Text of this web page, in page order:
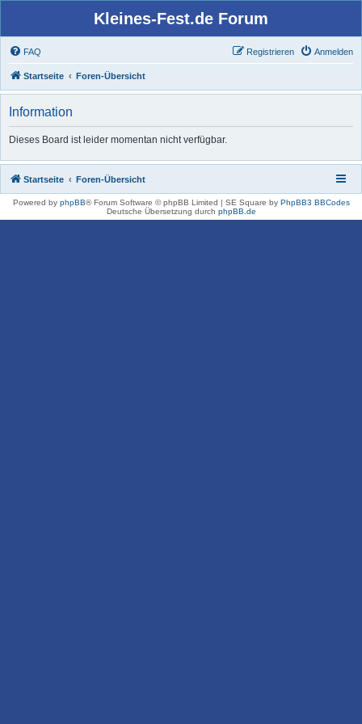
Kleines-Fest.de Forum
FAQ Anmelden
Registrieren
Startseite Foren-Übersicht
Information
Dieses Board ist leider momentan nicht verfügbar.
Startseite Foren-Übersicht
Powered by phpBB® Forum Software © phpBB Limited | SE Square by PhpBB3 BBCodes
Deutsche Übersetzung durch phpBB.de